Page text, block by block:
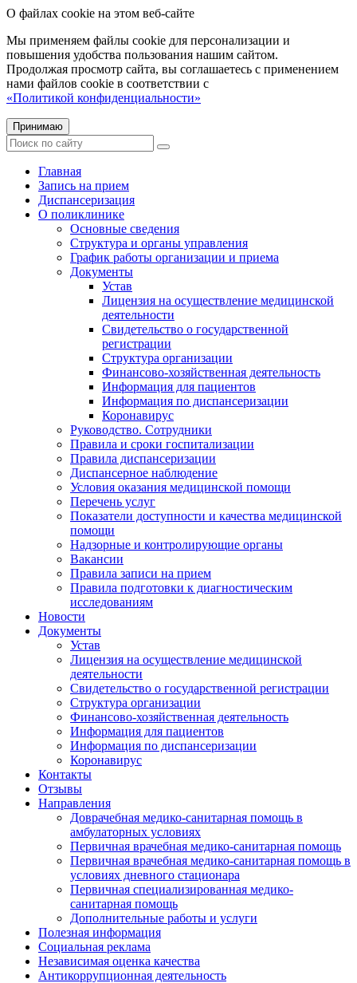
О файлах cookie на этом веб-сайте
Мы применяем файлы cookie для персонализации и
повышения удобства пользования нашим сайтом.
Продолжая просмотр сайта, вы соглашаетесь с применением
нами файлов cookie в соответствии с
«Политикой конфиденциальности»
Принимаю
Главная
Запись на прием
Диспансеризация
О поликлинике
Основные сведения
Структура и органы управления
График работы организации и приема
Документы
Устав
Лицензия на осуществление медицинской
деятельности
Свидетельство о государственной
регистрации
Структура организации
Финансово-хозяйственная деятельность
Информация для пациентов
Информация по диспансеризации
Коронавирус
Руководство. Сотрудники
Правила и сроки госпитализации
Правила диспансеризации
Диспансерное наблюдение
Условия оказания медицинской помощи
Перечень услуг
Показатели доступности и качества медицинской
помощи
Надзорные и контролирующие органы
Вакансии
Правила записи на прием
Правила подготовки к диагностическим
исследованиям
Новости
Документы
Устав
Лицензия на осуществление медицинской
деятельности
Свидетельство о государственной регистрации
Структура организации
Финансово-хозяйственная деятельность
Информация для пациентов
Информация по диспансеризации
Коронавирус
Контакты
Отзывы
Направления
Доврачебная медико-санитарная помощь в
амбулаторных условиях
Первичная врачебная медико-санитарная помощь
Первичная врачебная медико-санитарная помощь в
условиях дневного стационара
Первичная специализированная медико-
санитарная помощь
Дополнительные работы и услуги
Полезная информация
Социальная реклама
Независимая оценка качества
Антикоррупционная деятельность